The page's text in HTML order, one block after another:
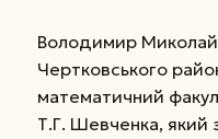
Володимир
Чертковського
математичний
Т.Г. Шевченка, який